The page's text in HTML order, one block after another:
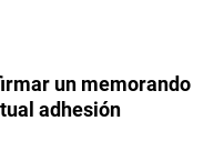
un memorando
adhesión